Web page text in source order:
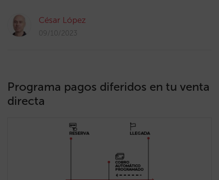
César López
09/10/2023
Programa pagos diferidos en tu venta
directa